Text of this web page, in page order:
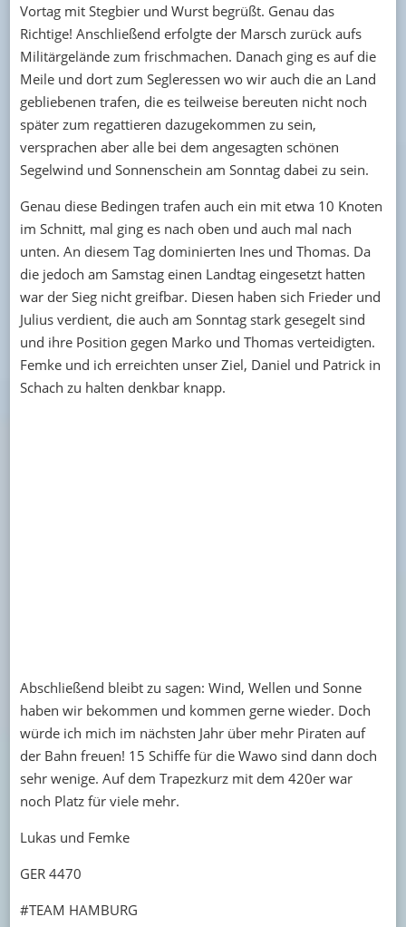
Vortag mit Stegbier und Wurst begrüßt. Genau das
Richtige! Anschließend erfolgte der Marsch zurück aufs
Militärgelände zum frischmachen. Danach ging es auf die
Meile und dort zum Segleressen wo wir auch die an Land
gebliebenen trafen, die es teilweise bereuten nicht noch
später zum regattieren dazugekommen zu sein,
versprachen aber alle bei dem angesagten schönen
Segelwind und Sonnenschein am Sonntag dabei zu sein.
Genau diese Bedingen trafen auch ein mit etwa 10 Knoten
im Schnitt, mal ging es nach oben und auch mal nach
unten. An diesem Tag dominierten Ines und Thomas. Da
die jedoch am Samstag einen Landtag eingesetzt hatten
war der Sieg nicht greifbar. Diesen haben sich Frieder und
Julius verdient, die auch am Sonntag stark gesegelt sind
und ihre Position gegen Marko und Thomas verteidigten.
Femke und ich erreichten unser Ziel, Daniel und Patrick in
Schach zu halten denkbar knapp.
Abschließend bleibt zu sagen: Wind, Wellen und Sonne
haben wir bekommen und kommen gerne wieder. Doch
würde ich mich im nächsten Jahr über mehr Piraten auf
der Bahn freuen! 15 Schiffe für die Wawo sind dann doch
sehr wenige. Auf dem Trapezkurz mit dem 420er war
noch Platz für viele mehr.
Lukas und Femke
GER 4470
#TEAM HAMBURG